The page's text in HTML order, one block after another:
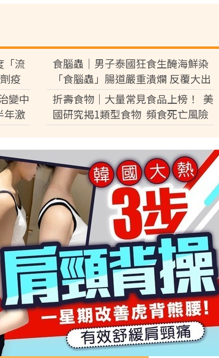
「流
疫
最快
】
食腦蟲｜男子泰國狂食生醃海鮮染
「食腦蟲」腸道嚴重潰爛 反覆大出
血休克險死
變中
年激
折壽食物｜大量常見食品上榜！ 美
國研究揭1類型食物 頻食死亡風險
激增17%